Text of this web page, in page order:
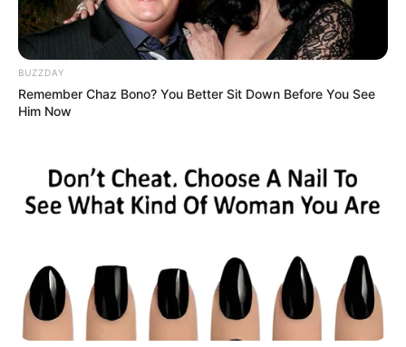
BUZZDAY
Remember Chaz Bono? You Better Sit Down Before You See
Him Now